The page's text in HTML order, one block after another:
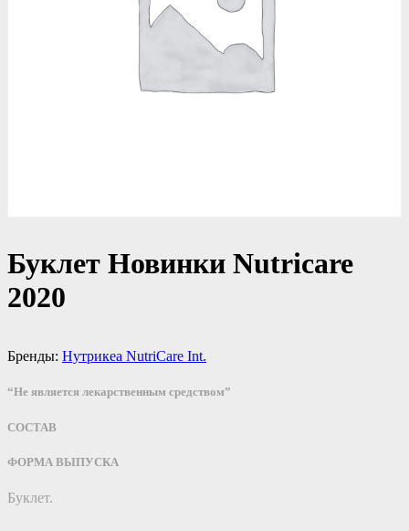
Буклет Новинки Nutricare
2020
Бренды: Нутрикеа NutriCare Int.
“Не является лекарственным средством”
СОСТАВ
ФОРМА ВЫПУСКА
Буклет.